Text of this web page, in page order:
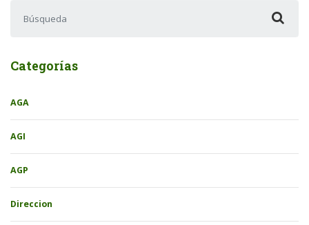
Categorías
AGA
AGI
AGP
Direccion